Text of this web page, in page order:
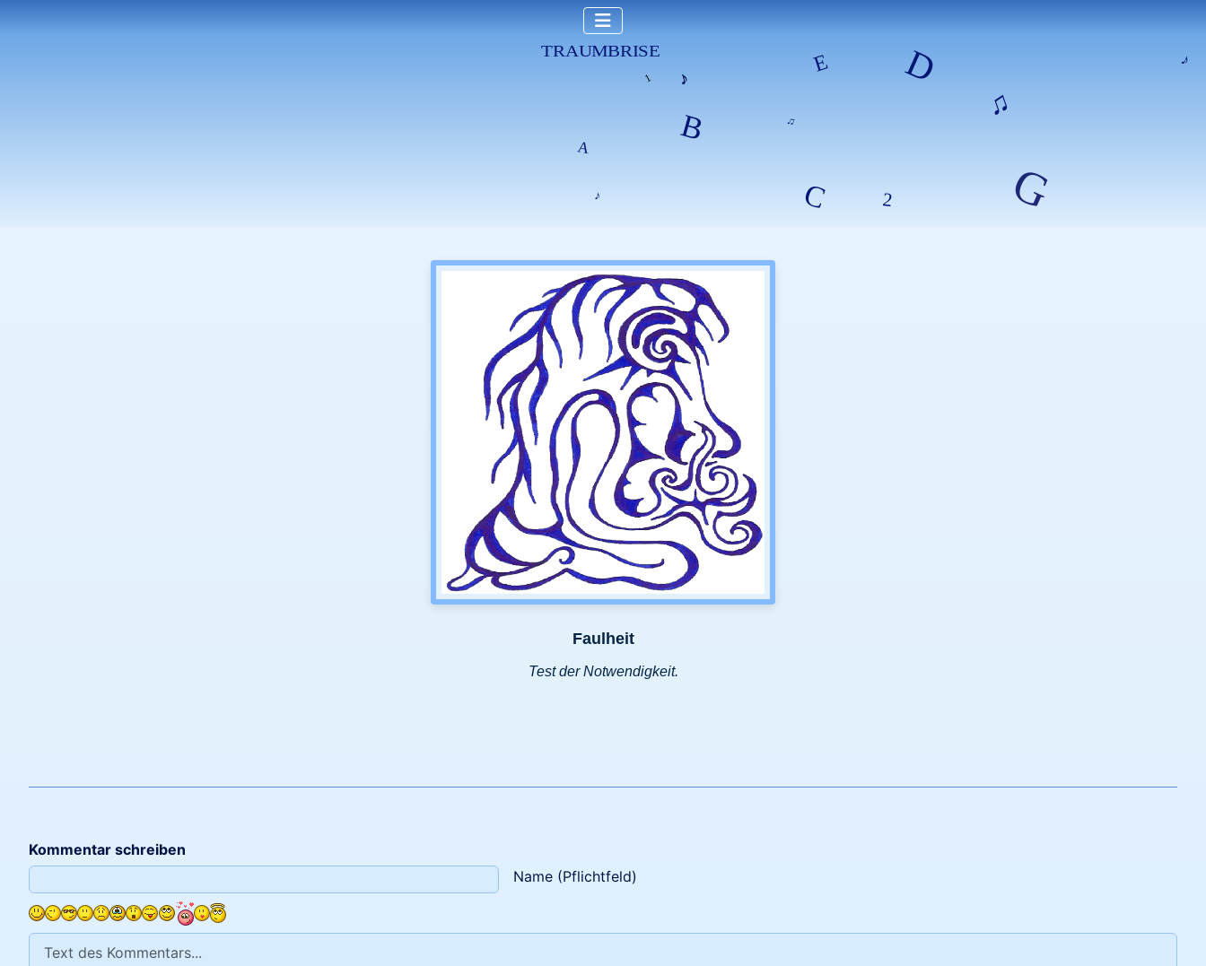
Faulheit
Test der Notwendigkeit.
Kommentar schreiben
Name (Pflichtfeld)
Text des Kommentars